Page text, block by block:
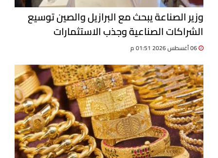
وزير الصناعة يبحث مع البرازيل والصين توسيع
الشراكات الصناعية وجذب الاستثمارات